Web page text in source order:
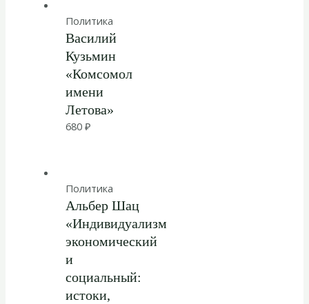
Политика
Василий
Кузьмин
«Комсомол
имени
Летова»
680₽
Политика
Альбер Шац
«Индивидуализм
экономический
и
социальный:
истоки,